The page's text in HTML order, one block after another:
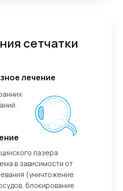
сетчатки
лазера
в зависимости от
(уничтожение
блокирование
лечение